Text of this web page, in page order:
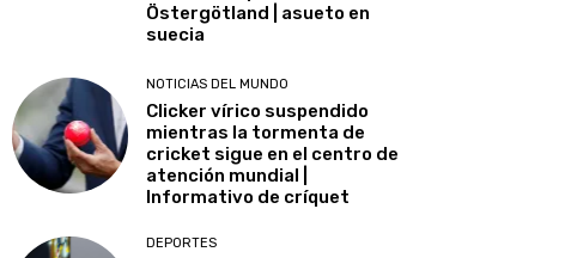
Östergötland | asueto en
suecia
NOTICIAS DEL MUNDO
Clicker vírico suspendido
mientras la tormenta de
cricket sigue en el centro de
atención mundial |
Informativo de críquet
DEPORTES